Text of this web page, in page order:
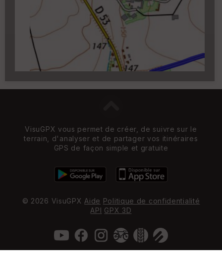
Carroyage UTM
(1km à partir du niveau de
zoom 14)
VisuGPX vous permet de créer, de suivre sur le
terrain, d'analyser et de partager vos itinéraires
GPS de façon simple et gratuite
© 2026 VisuGPX Aide Politique de confidentialité
API GPX 3D